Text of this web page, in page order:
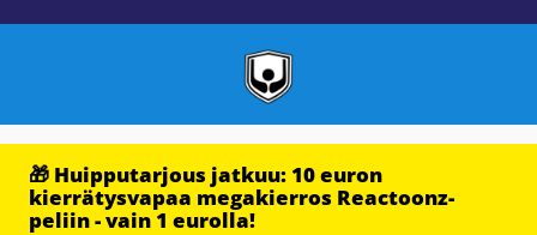
🎁 Huipputarjous jatkuu: 10 euron
kierrätysvapaa megakierros Reactoonz-
peliin - vain 1 eurolla!